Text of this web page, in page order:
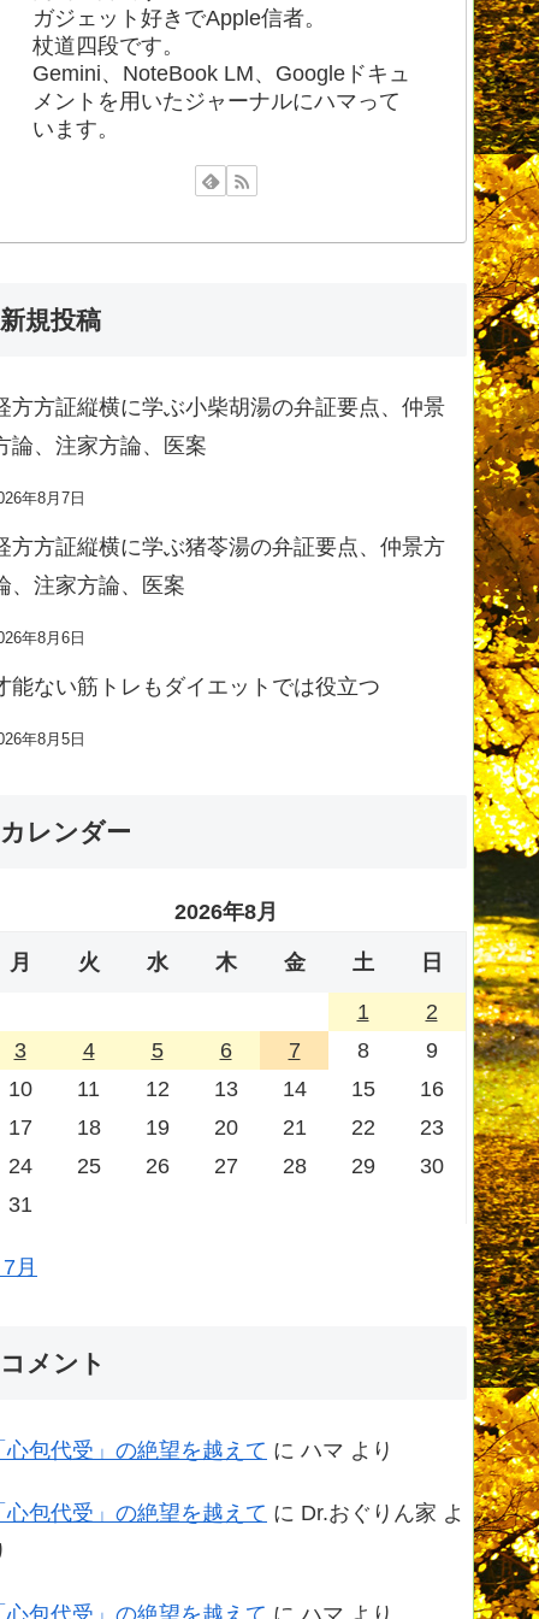
ガジェット好きでApple信者。
杖道四段です。
Gemini、NoteBook LM、Googleドキュ
メントを用いたジャーナルにハマって
います。
新規投稿
方方証縦横に学ぶ小柴胡湯の弁証要点、仲景
論、注家方論、医案
年8月7日
方方証縦横に学ぶ猪苓湯の弁証要点、仲景方
、注家方論、医案
年8月6日
能ない筋トレもダイエットでは役立つ
年8月5日
カレンダー
2026年8月
月 火 水 木 金 土 日
1
2
3
4 5 6 7 8
9
10
11 12 13 14 15
16
17
18 19 20 21 22
23
24
25 26 27 28 29
30
31
月
コメント
心包代受」の絶望を越えて に ハマ より
心包代受」の絶望を越えて に Dr.おぐりん家 よ
心包代受」の絶望を越えて に ハマ より